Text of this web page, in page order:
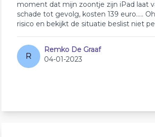
moment dat mijn zoontje zijn iPad laat
schade tot gevolg, kosten 139 euro…..
risico en bekijkt de situatie beslist niet
R
Remko De Graaf
04-01-2023